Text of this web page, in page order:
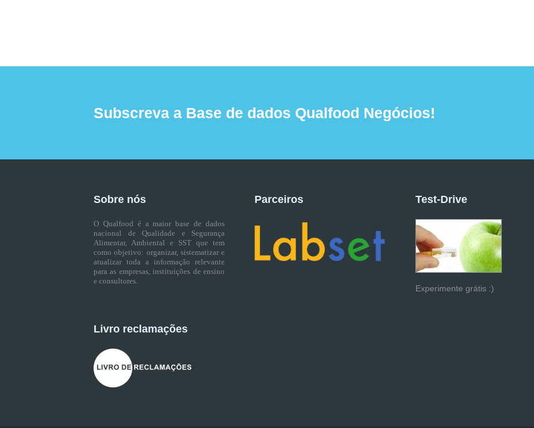
Subscreva a Base de dados Qualfood Negócios!
Sobre nós
O Qualfood é a maior base de dados
nacional de Qualidade e Segurança
Alimentar, Ambiental e SST que tem
como objetivo: organizar, sistematizar e
atualizar toda a informação relevante
para as empresas, instituições de ensino
e consultores.
Livro reclamações
Parceiros Test-Drive
Experimente grátis :)